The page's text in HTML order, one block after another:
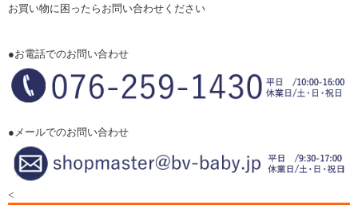
お買い物に困ったらお問い合わせください
●お電話でのお問い合わせ
●メールでのお問い合わせ
<